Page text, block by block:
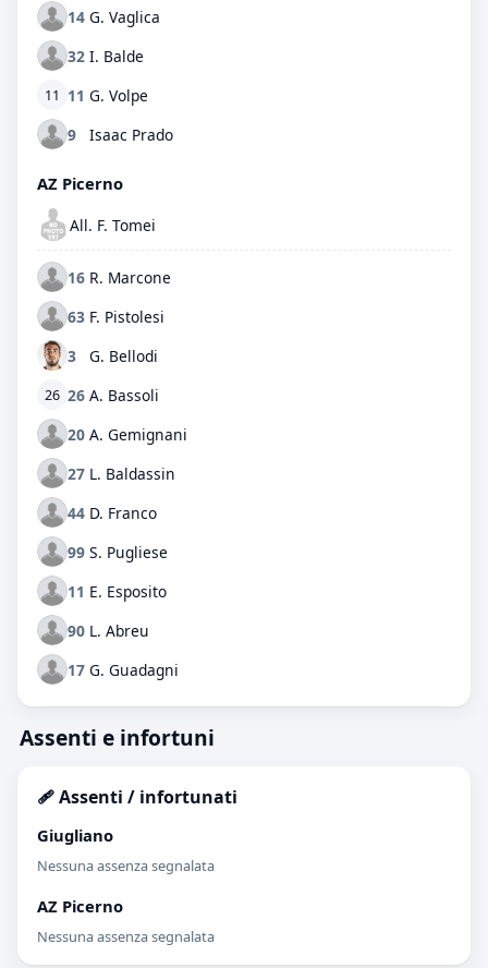
14 G. Vaglica
32 I. Balde
11 11 G. Volpe
9
Isaac Prado
AZ Picerno
All. F. Tomei
16 R. Marcone
63 F. Pistolesi
3
G. Bellodi
26 26 A. Bassoli
20 A. Gemignani
27 L. Baldassin
44 D. Franco
99 S. Pugliese
11 E. Esposito
90 L. Abreu
17 G. Guadagni
Assenti e infortuni
🩹 Assenti / infortunati
Giugliano
Nessuna assenza segnalata
AZ Picerno
Nessuna assenza segnalata